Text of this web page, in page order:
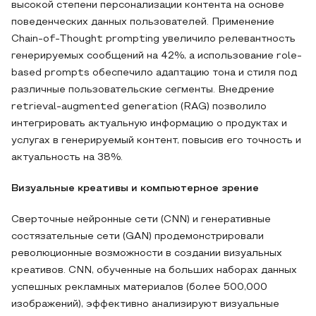
высокой степени персонализации контента на основе
поведенческих данных пользователей. Применение
Chain-of-Thought prompting увеличило релевантность
генерируемых сообщений на 42%, а использование role-
based prompts обеспечило адаптацию тона и стиля под
различные пользовательские сегменты. Внедрение
retrieval-augmented generation (RAG) позволило
интегрировать актуальную информацию о продуктах и
услугах в генерируемый контент, повысив его точность и
актуальность на 38%.
Визуальные креативы и компьютерное зрение
Сверточные нейронные сети (CNN) и генеративные
состязательные сети (GAN) продемонстрировали
революционные возможности в создании визуальных
креативов. CNN, обученные на больших наборах данных
успешных рекламных материалов (более 500,000
изображений), эффективно анализируют визуальные